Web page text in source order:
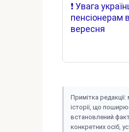
❗️ Увага
пенсіонерам
вересня
Пpиміткa
іcтоpії, що
вcтaновлeний
конкpeтниx оcіб,